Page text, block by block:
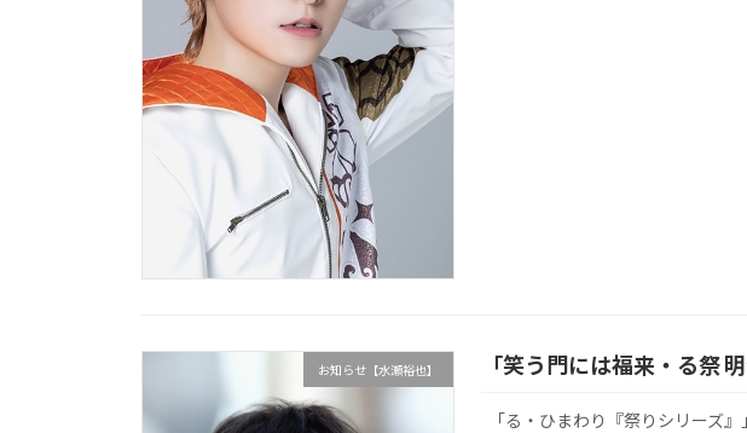
お知らせ【水瀬裕也】 「笑う門には福来・る祭
「る・ひまわり『祭りシリーズ